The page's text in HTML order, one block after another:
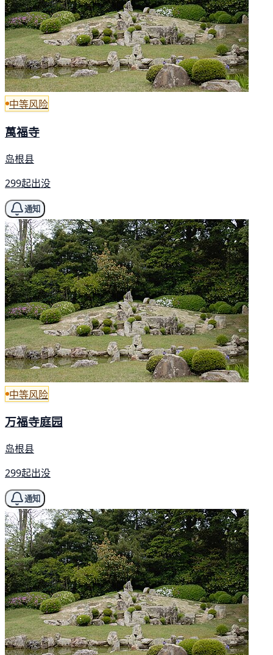
中等风险
萬福寺
岛根县
299起出没
通知
中等风险
万福寺庭园
岛根县
299起出没
通知